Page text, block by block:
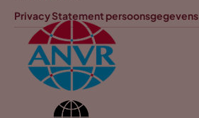
Privacy Statement persoonsgegevens